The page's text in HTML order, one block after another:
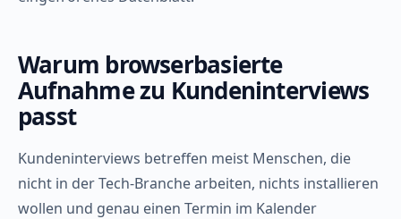
Warum browserbasierte
Aufnahme zu Kundeninterviews
passt
Kundeninterviews betreffen meist Menschen, die
nicht in der Tech-Branche arbeiten, nichts installieren
wollen und genau einen Termin im Kalender